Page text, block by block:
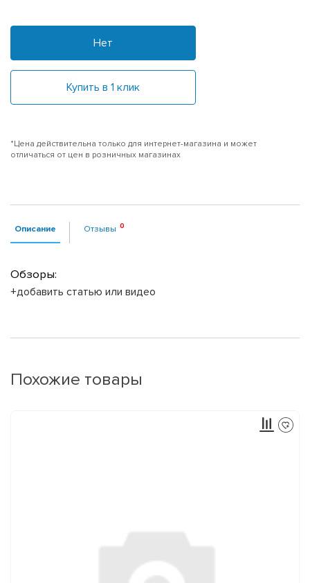
Нет
Купить в 1 клик
*Цена действительна только для интернет-магазина и может
отличаться от цен в розничных магазинах
Описание Отзывы
Обзоры:
+добавить статью или видео
Похожие товары